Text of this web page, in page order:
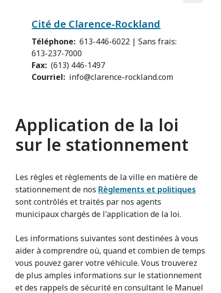
Cité de Clarence-Rockland
Téléphone
613-446-6022 | Sans frais:
613-237-7000
Fax (613) 446-1497
Courriel
info@clarence-rockland.com
Application de la loi
sur le stationnement
Les règles et règlements de la ville en matière de
stationnement de nos Règlements et politiques
sont contrôlés et traités par nos agents
municipaux chargés de l'application de la loi.
Les informations suivantes sont destinées à vous
aider à comprendre où, quand et combien de temps
vous pouvez garer votre véhicule. Vous trouverez
de plus amples informations sur le stationnement
et des rappels de sécurité en consultant le Manuel